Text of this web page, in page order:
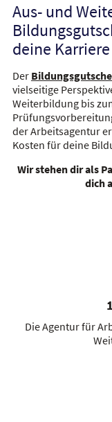
Aus- und
deine Karriere
Der
vielseitige
Weiterbildung bis
der Arbeitsagentur
Kosten für deine
Wir stehen dir als
dich
Die Agentur für